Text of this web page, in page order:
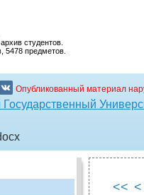
студентов.
5478 предметов.
Опубликованный материал
Государственный
<<